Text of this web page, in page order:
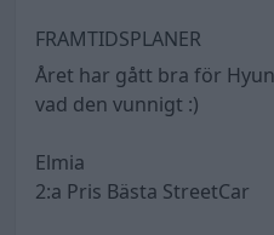
FRAMTIDSPLANER
Året har gått bra för
vad den vunnigt :)
Elmia
2:a Pris Bästa StreetCar